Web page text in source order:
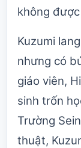
không
Kuzumi
nhưng có
giáo viên,
sinh trốn
Trường
thuật,